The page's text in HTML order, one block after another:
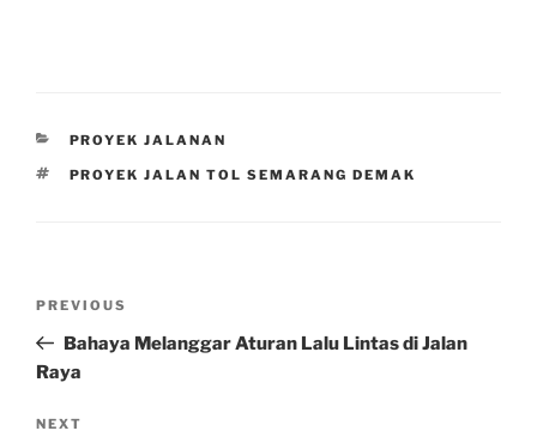
CATEGORIES
PROYEK JALANAN
TAGS
PROYEK JALAN TOL SEMARANG DEMAK
Previous
Post
PREVIOUS
Bahaya Melanggar Aturan Lalu Lintas di Jalan
Raya
Next
NEXT